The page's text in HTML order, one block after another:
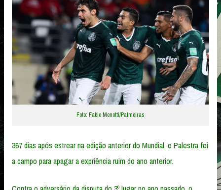
Foto: Fabio Menotti/Palmeiras
367 dias após estrear na edição anterior do Mundial, o Palestra foi
a campo para apagar a expriência ruim do ano anterior.